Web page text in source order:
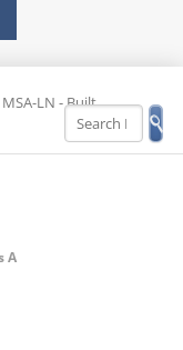
MSA-LN - Built
A